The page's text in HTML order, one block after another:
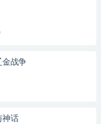
金战争
神话